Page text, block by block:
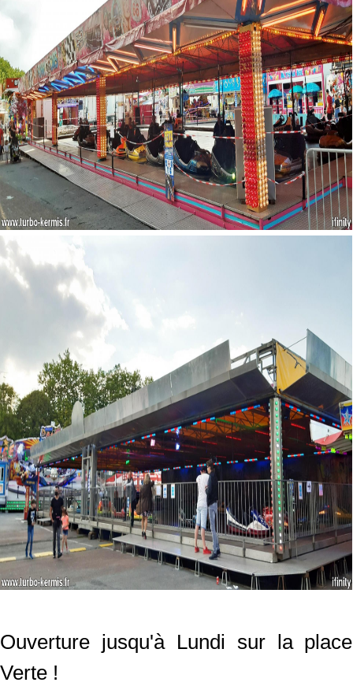
Ouverture jusqu'à Lundi sur la place
Verte !